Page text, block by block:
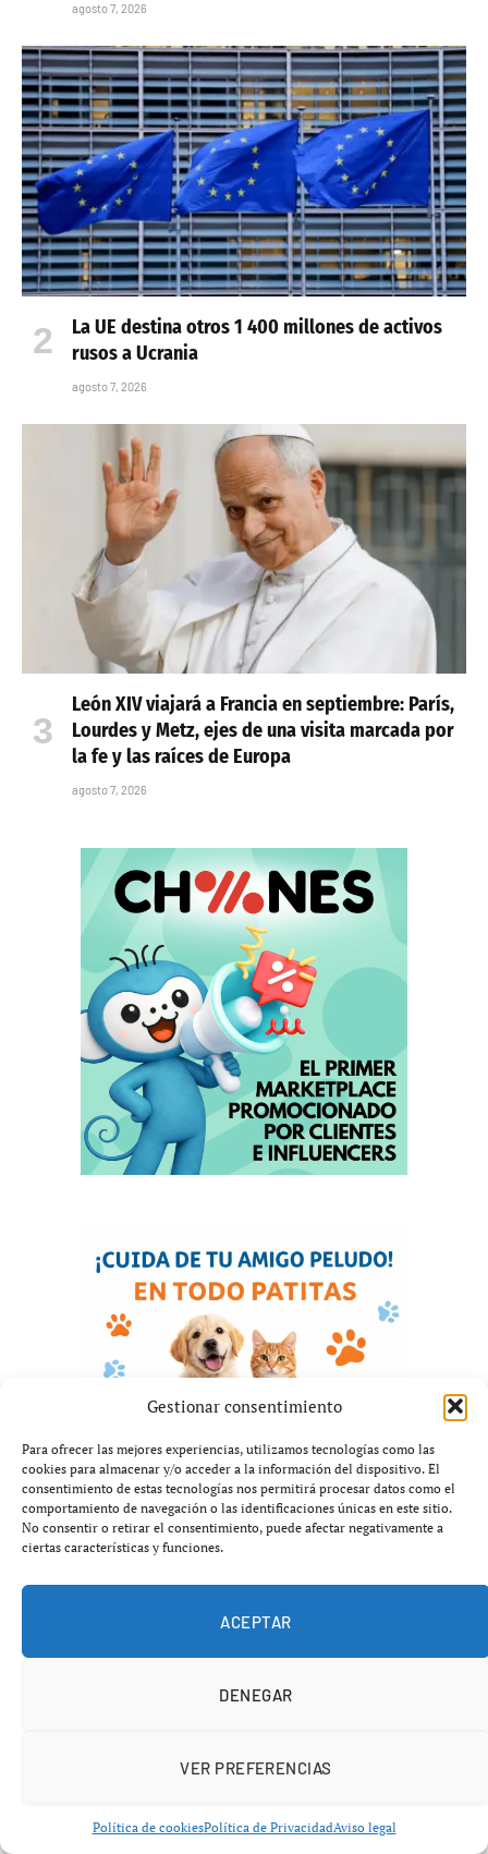
Gestionar consentimiento
Para ofrecer las mejores experiencias, utilizamos tecnologías como las
cookies para almacenar y/o acceder a la información del dispositivo. El
consentimiento de estas tecnologías nos permitirá procesar datos como el
comportamiento de navegación o las identificaciones únicas en este sitio.
No consentir o retirar el consentimiento, puede afectar negativamente a
ciertas características y funciones.
ACEPTAR
DENEGAR
VER PREFERENCIAS
Política de cookiesPolítica de PrivacidadAviso legal
agosto 7, 2026
La UE destina otros 1 400 millones de activos
rusos a Ucrania
agosto 7, 2026
León XIV viajará a Francia en septiembre: París,
Lourdes y Metz, ejes de una visita marcada por
la fe y las raíces de Europa
agosto 7, 2026
Castellón 2026: 7 claves del